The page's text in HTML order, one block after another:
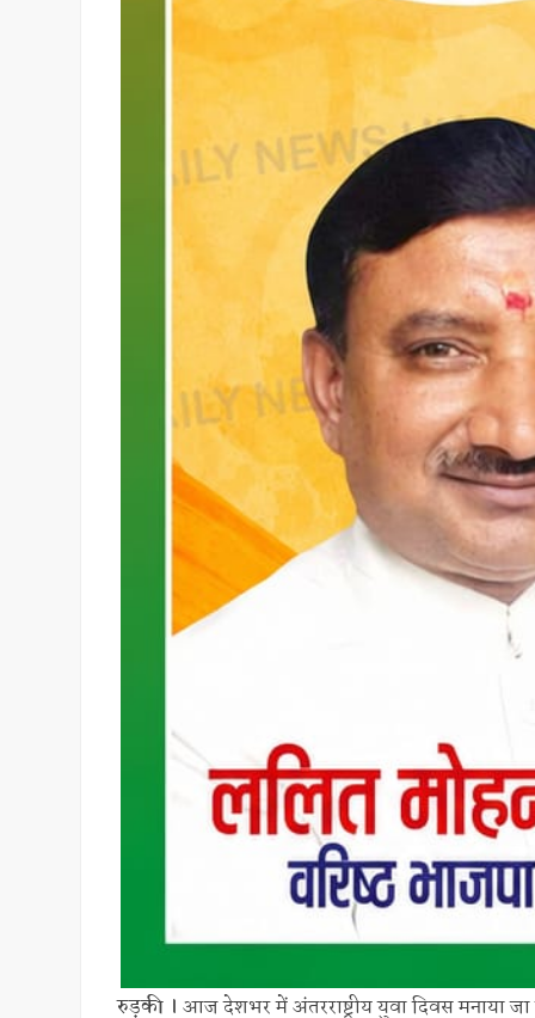
रुड़की । आज देशभर में अंतरराष्ट्रीय युवा दिवस मनाया जा